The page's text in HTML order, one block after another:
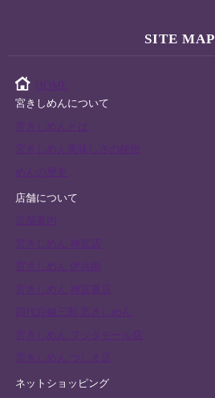
SITE MAP
HOME
宮きしめんについて
宮きしめん美味しさの秘密
めんの歴史
店舗について
宮きしめん 神宮店
宮きしめん 神宮東店
宮きしめん フジタモール店
ネットショッピング